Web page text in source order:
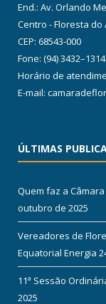
End.: Av. Orlando
Centro - Floresta do
CEP: 68543-000
Fone: (94) 3432–1314
Horário de
E-mail:
ÚLTIMAS
Quem faz a
outubro de 2025
Vereadores de
Equatorial Energia
11ª Sessão
2025